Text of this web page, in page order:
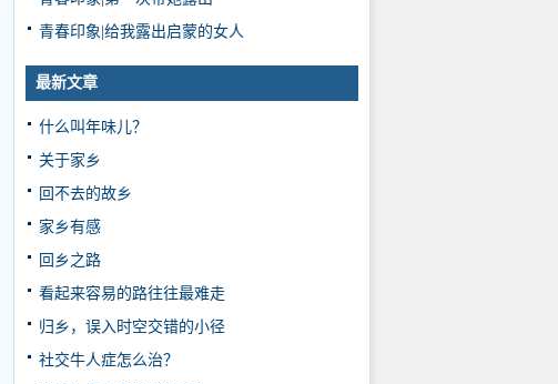
青春印象 给我露出启蒙的女人
最新文章
什么叫年味儿？
关于家乡
回不去的故乡
家乡有感
回乡之路
看起来容易的路往往最难走
归乡，误入时空交错的小径
社交牛人症怎么治？